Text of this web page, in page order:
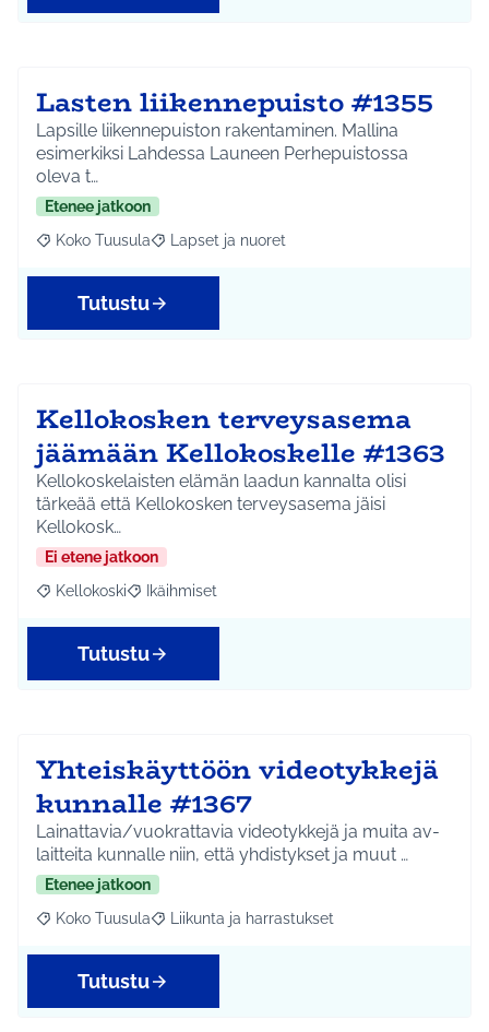
Lasten liikennepuisto #1355
Lapsille liikennepuiston rakentaminen. Mallina
esimerkiksi Lahdessa Launeen Perhepuistossa
oleva t…
Etenee jatkoon
Rajaa tulokset aihepiirin mukaan: Koko Tuusula
Koko Tuusula Rajaa tulokset teeman mukaan: Lapset ja
Lapset ja nuoret
Tutustu
Kellokosken terveysasema
jäämään Kellokoskelle #1363
Kellokoskelaisten elämän laadun kannalta olisi
tärkeää että Kellokosken terveysasema jäisi
Kellokosk…
Ei etene jatkoon
Rajaa tulokset aihepiirin mukaan: Kellokoski
Kellokoski Rajaa tulokset teeman mukaan: Ikäihmiset
Ikäihmiset
Tutustu
Yhteiskäyttöön videotykkejä
kunnalle #1367
Lainattavia/vuokrattavia videotykkejä ja muita av-
laitteita kunnalle niin, että yhdistykset ja muut …
Etenee jatkoon
Rajaa tulokset aihepiirin mukaan: Koko Tuusula
Koko Tuusula Rajaa tulokset teeman mukaan: Liikunta ja
Liikunta ja harrastukset
Tutustu